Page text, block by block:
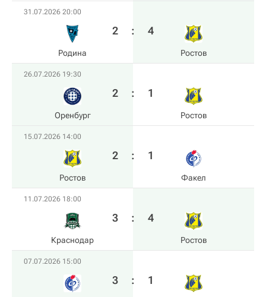
31.07.2026 20:00
Родина
2 : 4
Ростов
26.07.2026 19:30
Оренбург
2 : 1
Ростов
15.07.2026 14:00
Ростов
2 : 1
Факел
11.07.2026 18:00
Краснодар
3 : 4
Ростов
07.07.2026 15:00
3 : 1